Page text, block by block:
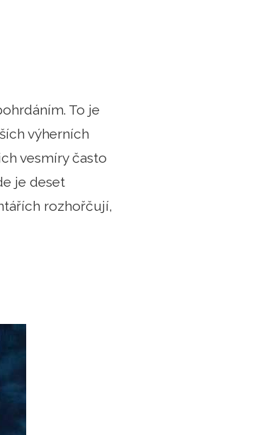
To je
výherních
vesmíry často
je deset
rozhořčují,